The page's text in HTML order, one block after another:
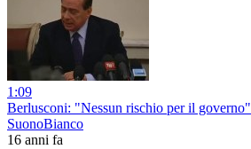
1:09
Berlusconi: "Nessun rischio per il governo"
SuonoBianco
16 anni fa